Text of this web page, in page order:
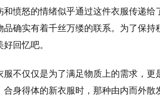
和愤怒的情绪似乎通过这件衣服传递
品确实有着千丝万缕的联系。为了保
回忆吧。
服不仅仅是为了满足物质上的需求，
合身得体的新衣服时，那种由内而外